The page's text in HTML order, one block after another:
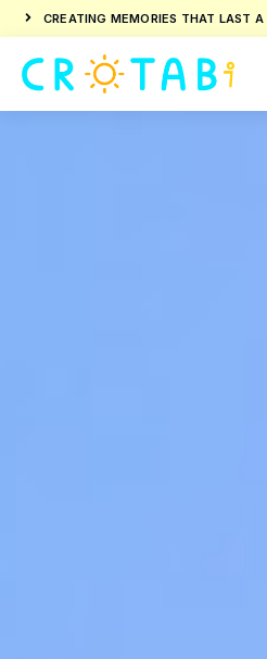
CREATING MEMORIES THAT LAST A